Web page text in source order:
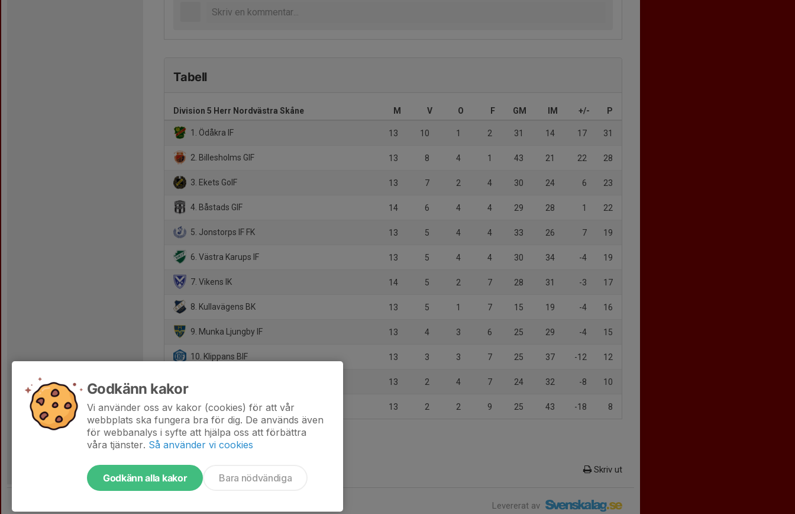
Tabell
Division 5 Herr Nordvästra Skåne M V O F GM IM +/- P
1. Ödåkra IF 13 10 1 2 31 14 17 31
2. Billesholms GIF 13 8 4 1 43 21 22 28
3. Ekets GoIF 13 7 2 4 30 24 6 23
4. Båstads GIF 14 6 4 4 29 28 1 22
5. Jonstorps IF FK 13 5 4 4 33 26 7 19
6. Västra Karups IF 13 5 4 4 30 34 -4 19
7. Vikens IK 14 5 2 7 28 31 -3 17
8. Kullavägens BK 13 5 1 7 15 19 -4 16
9. Munka Ljungby IF 13 4 3 6 25 29 -4 15
10. Klippans BIF 13 3 3 7 25 37 -12 12
13 2 4 7 24 32 -8 10
12. Allerums GIF 13 2 2 9 25 43 -18 8
Skriv ut
Levererat av
Godkänn kakor
Vi använder oss av kakor (cookies) för att vår
webbplats ska fungera bra för dig. De används även
för webbanalys i syfte att hjälpa oss att förbättra
våra tjänster. Så använder vi cookies
Godkänn alla kakor Bara nödvändiga